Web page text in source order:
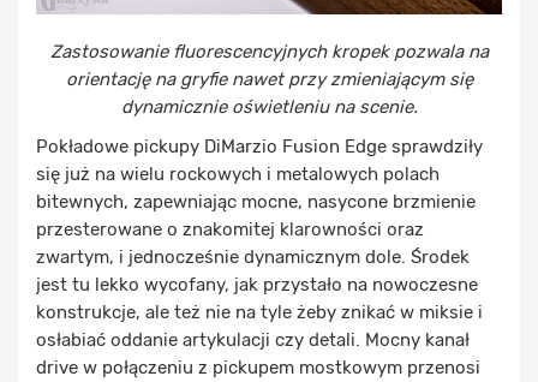
Zastosowanie fluorescencyjnych kropek pozwala na
orientację na gryfie nawet przy zmieniającym się
dynamicznie oświetleniu na scenie.
Pokładowe pickupy DiMarzio Fusion Edge sprawdziły
się już na wielu rockowych i metalowych polach
bitewnych, zapewniając mocne, nasycone brzmienie
przesterowane o znakomitej klarowności oraz
zwartym, i jednocześnie dynamicznym dole. Środek
jest tu lekko wycofany, jak przystało na nowoczesne
konstrukcje, ale też nie na tyle żeby znikać w miksie i
osłabiać oddanie artykulacji czy detali. Mocny kanał
drive w połączeniu z pickupem mostkowym przenosi